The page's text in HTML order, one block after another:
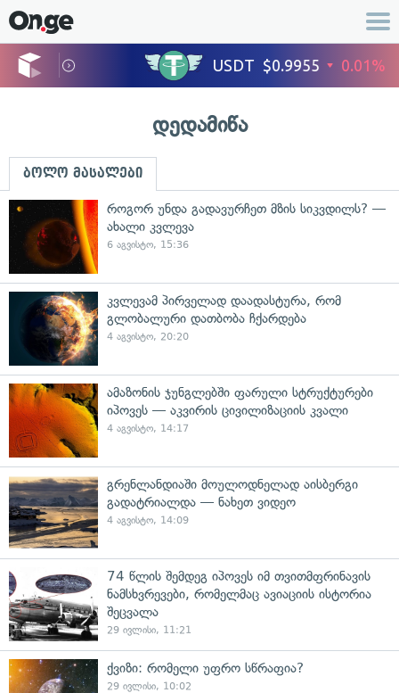
დედამიწა
ბოლო მასალები
როგორ უნდა გადავურჩეთ მზის სიკვდილს? —
ახალი კვლევა
6 აგვისტო, 15:36
კვლევამ პირველად დაადასტურა, რომ
გლობალური დათბობა ჩქარდება
4 აგვისტო, 20:20
ამაზონის ჯუნგლებში ფარული სტრუქტურები
იპოვეს — აკვირის ცივილიზაციის კვალი
4 აგვისტო, 14:17
გრენლანდიაში მოულოდნელად აისბერგი
გადატრიალდა — ნახეთ ვიდეო
4 აგვისტო, 14:09
74 წლის შემდეგ იპოვეს იმ თვითმფრინავის
ნამსხვრევები, რომელმაც ავიაციის ისტორია
შეცვალა
29 ივლისი, 11:21
ქვიზი: რომელი უფრო სწრაფია?
29 ივლისი, 10:02